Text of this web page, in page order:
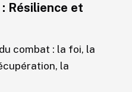
: Résilience et
combat : la foi, la
la